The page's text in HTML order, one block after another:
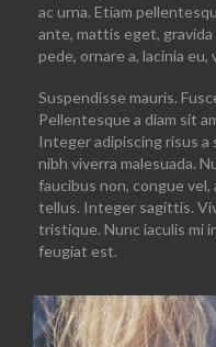
ac urna. Etiam
ante, mattis eget,
pede, ornare a, lacinia
Suspendisse mauris.
Pellentesque a diam sit
Integer adipiscing risus a
nibh viverra malesuada.
faucibus non, congue
tellus. Integer sagittis.
tristique. Nunc iaculis mi
feugiat est.